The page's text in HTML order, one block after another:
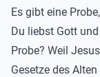
Es gibt eine
Du liebst Gott
Probe? Weil
Gesetze des